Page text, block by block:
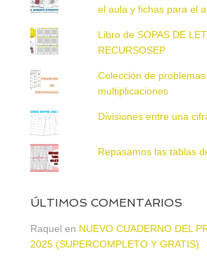
el aula y fichas para el
Libro de SOPAS DE
RECURSOSEP
Colección de
multiplicaciones
Divisiones entre una
Repasamos las tablas
ÚLTIMOS COMENTARIOS
Raquel en NUEVO CUADERNO DEL
2025 (SUPERCOMPLETO Y GRATIS)